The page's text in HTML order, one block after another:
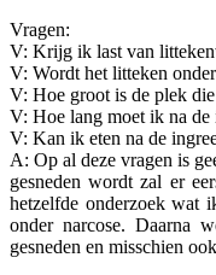
Vragen:
V: Krijg ik last van
V: Wordt het litteken
V: Hoe groot is de plek
V: Hoe lang moet ik na
V: Kan ik eten na de
A: Op al deze vragen is
gesneden wordt zal er
hetzelfde onderzoek wat
onder narcose. Daarna
gesneden en misschien